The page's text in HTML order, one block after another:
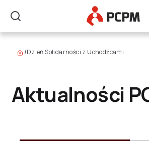
Szukaj
Główne Logo
/Dzień Solidarności z Uchodźcami
Aktualności